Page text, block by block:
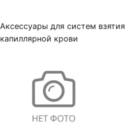
Аксессуары для систем взятия
капиллярной крови